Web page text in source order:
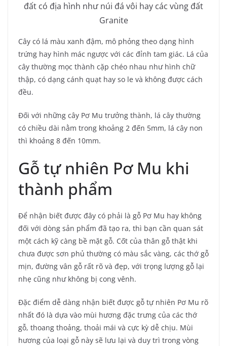
đất có địa hình như núi đá vôi hay các vùng đất
Granite
Cây có lá màu xanh đậm, mô phỏng theo dạng hình
trứng hay hình mác ngược với các đỉnh tam giác. Lá của
cây thường mọc thành cặp chéo nhau như hình chữ
thập, có dạng cánh quạt hay so le và không được cách
đều.
Đối với những cây Pơ Mu trưởng thành, lá cây thường
có chiều dài nằm trong khoảng 2 đến 5mm, lá cây non
thì khoảng 8 đến 10mm.
Gỗ tự nhiên Pơ Mu khi
thành phẩm
Để nhận biết được đây có phải là gỗ Pơ Mu hay không
đối với dòng sản phẩm đã tạo ra, thì bạn cần quan sát
một cách kỹ càng bề mặt gỗ. Cốt của thân gỗ thật khi
chưa được sơn phủ thường có màu sắc vàng, các thớ gỗ
mịn, đường vân gỗ rất rõ và đẹp, với trọng lượng gỗ lại
nhẹ cũng như không bị cong vênh.
Đặc điểm dễ dàng nhận biết được gỗ tự nhiên Pơ Mu rõ
nhất đó là dựa vào mùi hương đặc trưng của các thớ
gỗ, thoang thoảng, thoải mái và cực kỳ dễ chịu. Mùi
hương của loại gỗ này sẽ lưu lại và duy trì trong vòng